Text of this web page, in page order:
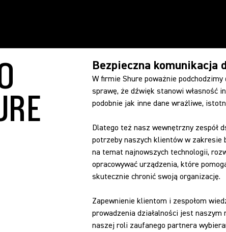
Bezpieczna komunikacja
W firmie Shure poważnie
sprawę, że dźwięk stanowi własność
podobnie jak inne dane wrażliwe,
Dlatego też nasz wewnętrzny zespół
potrzeby naszych klientów w zakresie
na temat najnowszych technologii,
opracowywać urządzenia, które
skutecznie chronić swoją organizację.
Zapewnienie klientom i zespołom
prowadzenia działalności jest
naszej roli zaufanego partnera